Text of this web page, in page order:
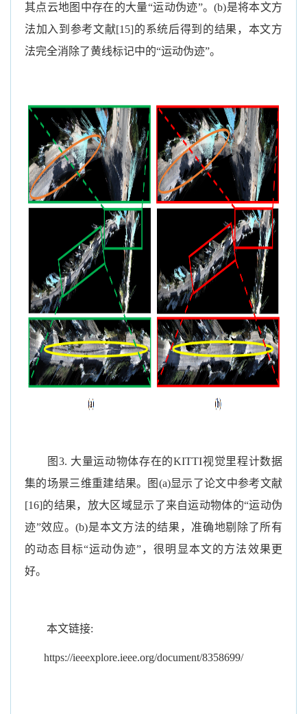
其点云地图中存在的大量“运动伪迹”。(b)是将本文方
法加入到 参考文献[15]的系统后得到的结果，本文方
法完全消除了黄线标记中的“运动伪迹”。
图3. 大量运动物体存在的KITTI视觉里程计数据
集的场景三维重建结果。图 (a)显示了论文中参考文献
[16]的结果，放大区域显示了来自运动物体的“运动伪
迹”效应。(b)是本文方法的结果，准确地剔除了所有
的动态目标“运动伪迹”，很明显本文的方法效果更
好。
本文链接:
https://ieeexplore.ieee.org/document/8358699/